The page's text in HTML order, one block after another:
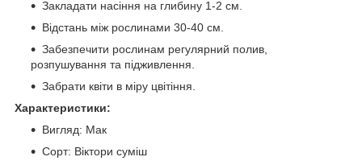
Закладати насіння на глибину 1-2 см.
Відстань між рослинами 30-40 см.
Забезпечити рослинам регулярний полив,
розпушування та підживлення.
Забрати квіти в міру цвітіння.
Характеристики:
Вигляд: Мак
Сорт: Віктори суміш